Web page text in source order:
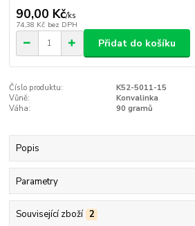
90,00 Kč/ks
74,38 Kč bez DPH
Přidat do košíku
Číslo produktu:
K52-5011-15
Vůně:
Konvalinka
Váha:
90 gramů
Popis
Parametry
Související zboží 2